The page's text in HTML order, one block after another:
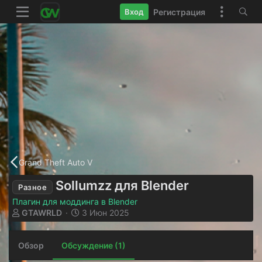
Вход Регистрация
Grand Theft Auto V
Разное Sollumzz для Blender
Плагин для моддинга в Blender
А
в
о
GTAWRLD
Д
а
а
н
3 Июн 2025
Обзор Обсуждение (1)